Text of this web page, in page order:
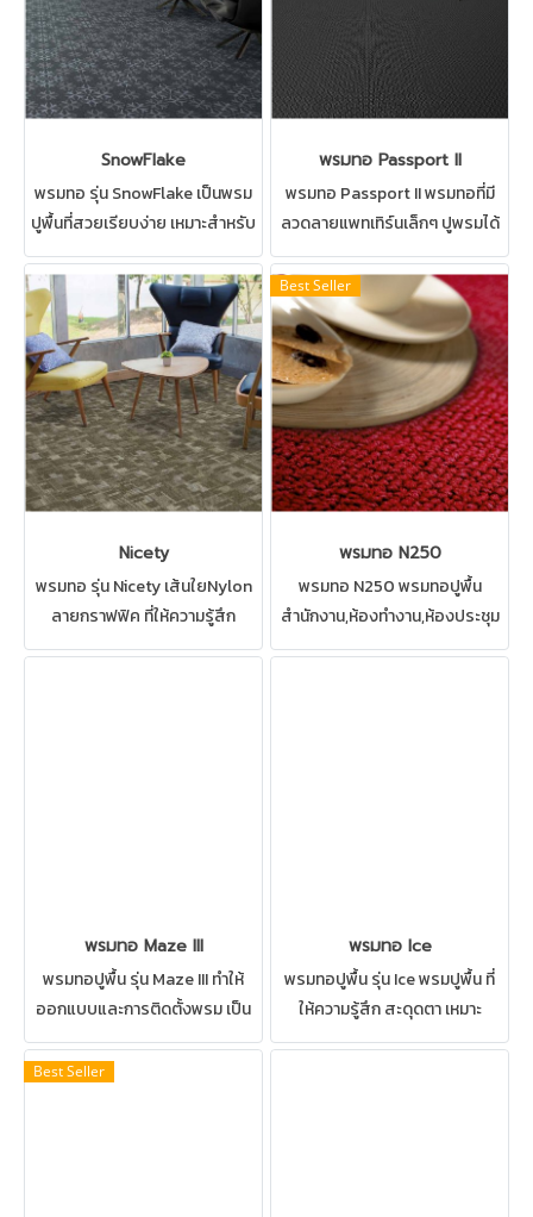
SnowFlake
พรมทอ รุ่น SnowFlake เป็นพรม
ปูพื้นที่สวยเรียบง่าย เหมาะสำหรับ
ห้องทำงาน ห้องประชุม ร้านค้า
ทางเดิน ทำความสะอาดด้วยวิธีซัก
พรมได้
พรมทอ Passport II
พรมทอ Passport II พรมทอที่มี
ลวดลายแพทเทิร์นเล็กๆ ปูพรมได้
ทั้ง ห้องต่างๆในบ้าน ห้องทำงาน
ห้องประชุม ร้านค้า ทางเดิน บันได
ทำความสะอาดด้วยวิธีซักพรมได้
Nicety
พรมทอ รุ่น Nicety เส้นใยNylon
ลายกราฟฟิค ที่ให้ความรู้สึก
สะดุดตา เหมาะสำหรับ ห้องทำงาน
Best Seller
พรมทอ N250
พรมทอ N250 พรมทอปูพื้น
สำนักงาน,ห้องทำงาน,ห้องประชุม
พรมทอด้วยเส้นใยไนล่อนมีความ
พรมทอ Maze III
พรมทอปูพื้น รุ่น Maze III ทำให้
ออกแบบและการติดตั้งพรม เป็น
เรื่องง่าย เหมาะสำหรับ ห้อง
ทำงาน ห้องประชุม ทางเดิน
พรมทอ Ice
พรมทอปูพื้น รุ่น Ice พรมปูพื้น ที่
ให้ความรู้สึก สะดุดตา เหมาะ
สำหรับ ห้องทำงาน ห้องประชุม
Best Seller